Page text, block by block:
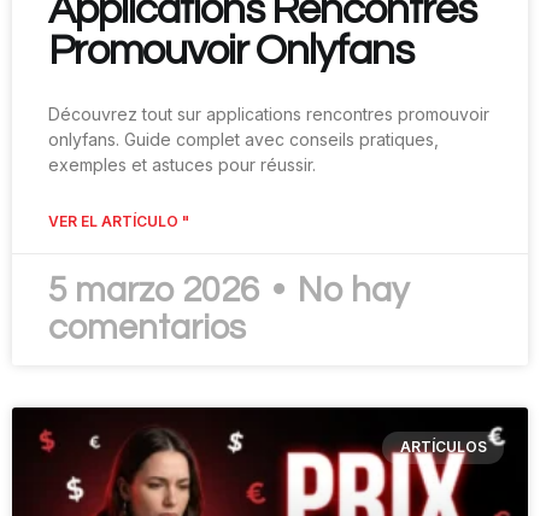
Applications Rencontres
Promouvoir Onlyfans
Découvrez tout sur applications rencontres promouvoir
onlyfans. Guide complet avec conseils pratiques,
exemples et astuces pour réussir.
VER EL ARTÍCULO "
5 marzo 2026
No hay
comentarios
ARTÍCULOS